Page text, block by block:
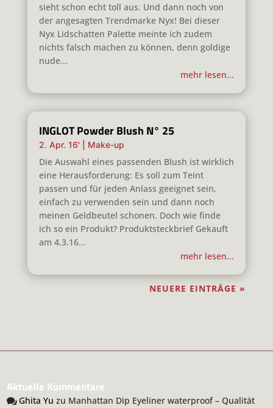
sieht schon echt toll aus. Und dann noch von
der angesagten Trendmarke Nyx! Bei dieser
Nyx Lidschatten Palette meinte ich zudem
nichts falsch machen zu können, denn goldige
nude...
mehr lesen...
INGLOT Powder Blush N° 25
2. Apr. 16' Make-up
Die Auswahl eines passenden Blush ist wirklich
eine Herausforderung: Es soll zum Teint
passen und für jeden Anlass geeignet sein,
einfach zu verwenden sein und dann noch
meinen Geldbeutel schonen. Doch wie finde
ich so ein Produkt? Produktsteckbrief Gekauft
am 4.3.16...
mehr lesen...
NEUERE EINTRÄGE »
Aktuelle Kommentare
Ghita Yu zu Manhattan Dip Eyeliner waterproof – Qualität